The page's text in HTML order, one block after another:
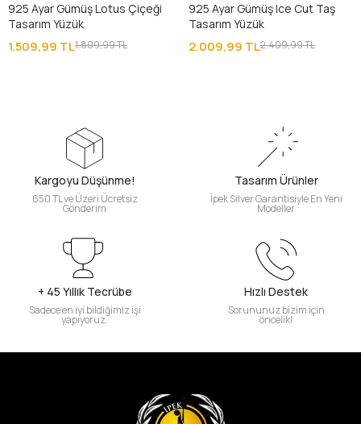
925 Ayar Gümüş Lotus Çiçeği
Tasarım Yüzük
1.509,99 TL1.809,99 TL
925 Ayar Gümüş Ice Cut Taş
Tasarım Yüzük
2.009,99 TL2.409,99 TL
Kargoyu Düşünme!
650 TL ve Üzeri Ücretsiz
Gönderim
Tasarım Ürünler
İpek Silver Garantisiyle En Yeni
Modeller
+ 45 Yıllık Tecrübe
Sadece en iyi bildiğimiz işi
yapıyoruz.
Hızlı Destek
Sorununuz bizim için
öncelik!